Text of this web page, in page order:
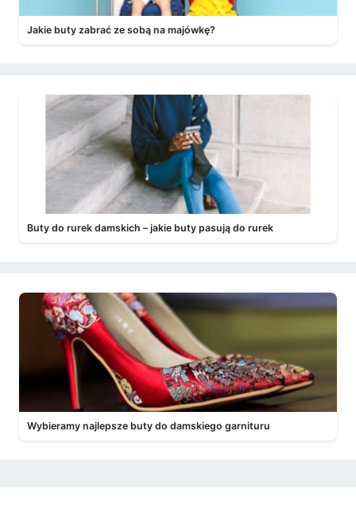
Jakie buty zabrać ze sobą na majówkę?
Buty do rurek damskich – jakie buty pasują do rurek
Wybieramy najlepsze buty do damskiego garnituru